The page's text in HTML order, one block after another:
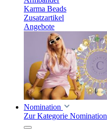
Karma Beads
Zusatzartikel
Angebote
Nomination
Zur Kategorie Nomination